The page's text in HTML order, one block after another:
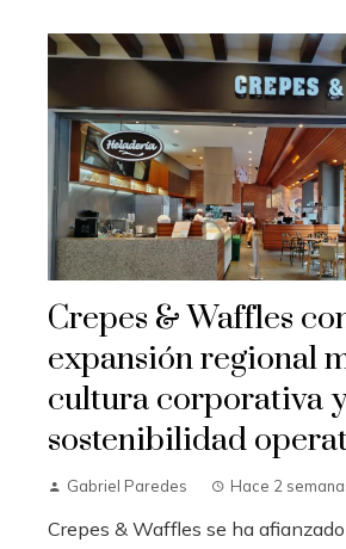
Crepes & Waffles
expansión regional
cultura corporativa y
sostenibilidad
Gabriel Paredes Hace 2
Crepes & Waffles se ha